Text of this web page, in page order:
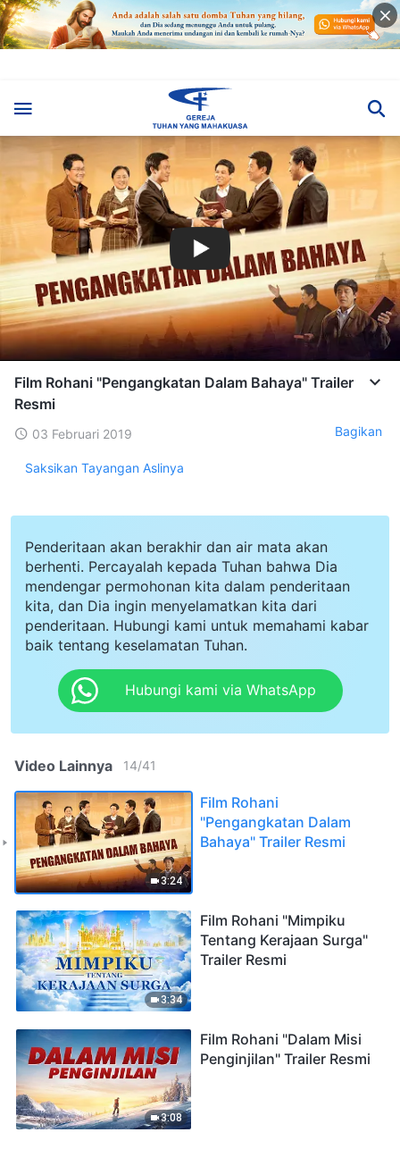
Film Rohani "Pengangkatan Dalam Bahaya" Trailer
Resmi
03 Februari 2019 Bagikan
Saksikan Tayangan Aslinya
Penderitaan akan berakhir dan air mata akan
berhenti. Percayalah kepada Tuhan bahwa Dia
mendengar permohonan kita dalam penderitaan
kita, dan Dia ingin menyelamatkan kita dari
penderitaan. Hubungi kami untuk memahami kabar
baik tentang keselamatan Tuhan.
Hubungi kami via WhatsApp
Video Lainnya 14/41
3:24
Film Rohani
"Pengangkatan Dalam
Bahaya" Trailer Resmi
3:34
Film Rohani "Mimpiku
Tentang Kerajaan Surga"
Trailer Resmi
3:08
Film Rohani "Dalam Misi
Penginjilan" Trailer Resmi